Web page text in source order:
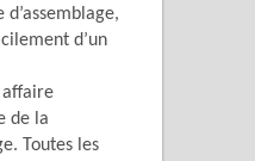
d’un
affaire
de la
Toutes les